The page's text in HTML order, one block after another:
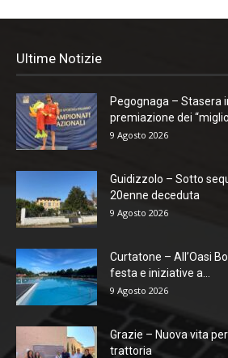
Ultime Notizie
Pegognaga – Stasera
premiazione dei
9 Agosto 2026
Guidizzolo – Sotto
20enne deceduta
9 Agosto 2026
Curtatone – All’Oasi
festa e iniziative a...
9 Agosto 2026
Grazie – Nuova vita
trattoria